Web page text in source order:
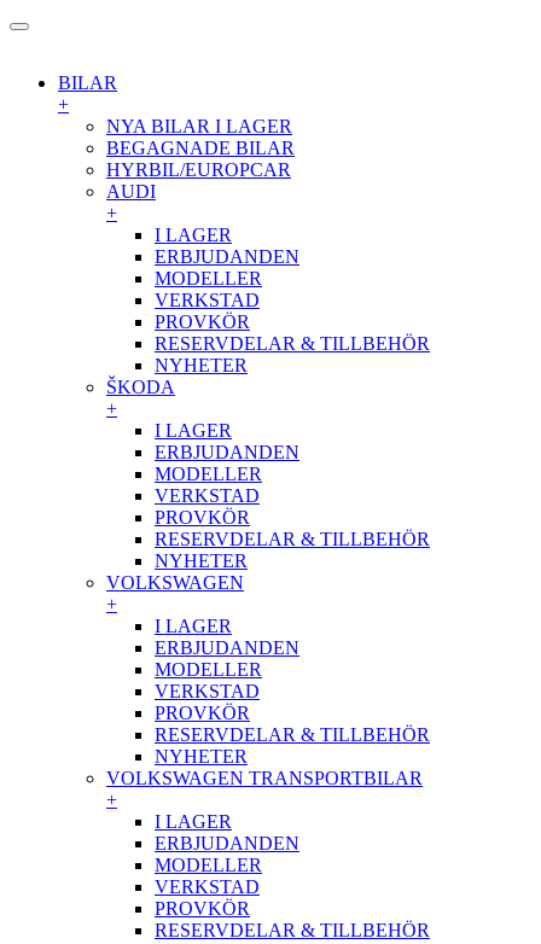
BILAR
+
NYA BILAR I LAGER
BEGAGNADE BILAR
HYRBIL/EUROPCAR
AUDI
+
I LAGER
ERBJUDANDEN
MODELLER
VERKSTAD
PROVKÖR
RESERVDELAR & TILLBEHÖR
NYHETER
ŠKODA
+
I LAGER
ERBJUDANDEN
MODELLER
VERKSTAD
PROVKÖR
RESERVDELAR & TILLBEHÖR
NYHETER
VOLKSWAGEN
+
I LAGER
ERBJUDANDEN
MODELLER
VERKSTAD
PROVKÖR
RESERVDELAR & TILLBEHÖR
NYHETER
VOLKSWAGEN TRANSPORTBILAR
+
I LAGER
ERBJUDANDEN
MODELLER
VERKSTAD
PROVKÖR
RESERVDELAR & TILLBEHÖR